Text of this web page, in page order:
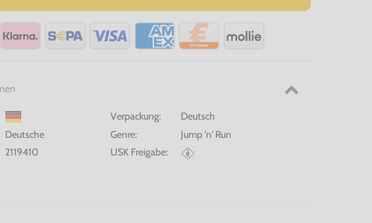
Verpackung:
Deutsch
Deutsche Genre:
Jump 'n' Run
2119410 USK Freigabe: